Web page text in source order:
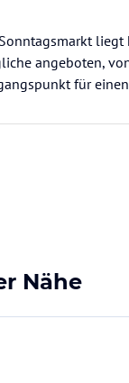
angeboten,
für
Nähe